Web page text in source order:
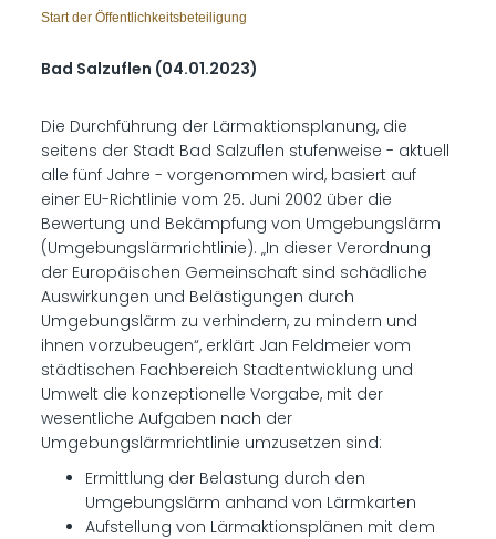
Start der Öffentlichkeitsbeteiligung
Bad Salzuflen (04.01.2023)
Die Durchführung der Lärmaktionsplanung, die
seitens der Stadt Bad Salzuflen stufenweise - aktuell
alle fünf Jahre - vorgenommen wird, basiert auf
einer EU-Richtlinie vom 25. Juni 2002 über die
Bewertung und Bekämpfung von Umgebungslärm
(Umgebungslärmrichtlinie). „In dieser Verordnung
der Europäischen Gemeinschaft sind schädliche
Auswirkungen und Belästigungen durch
Umgebungslärm zu verhindern, zu mindern und
ihnen vorzubeugen“, erklärt Jan Feldmeier vom
städtischen Fachbereich Stadtentwicklung und
Umwelt die konzeptionelle Vorgabe, mit der
wesentliche Aufgaben nach der
Umgebungslärmrichtlinie umzusetzen sind:
Ermittlung der Belastung durch den
Umgebungslärm anhand von Lärmkarten
Aufstellung von Lärmaktionsplänen mit dem